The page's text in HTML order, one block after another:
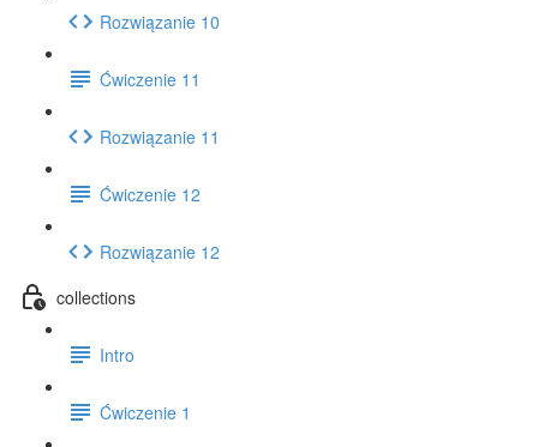
Rozwiązanie 10
Ćwiczenie 11
Rozwiązanie 11
Ćwiczenie 12
Rozwiązanie 12
collections
Intro
Ćwiczenie 1